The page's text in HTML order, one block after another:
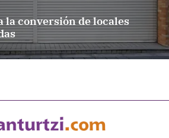
conversión de locales